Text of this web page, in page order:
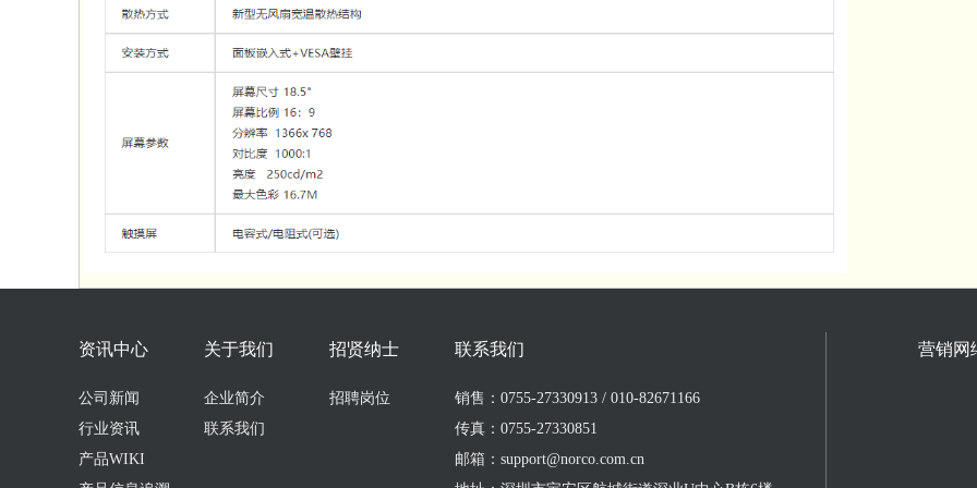
资讯中心
公司新闻
行业资讯
产品WIKI
关于我们
企业简介
联系我们
招贤纳士
招聘岗位
联系我们
销售：0755-27330913 / 010-82671166
传真：0755-27330851
邮箱：support@norco.com.cn
营销网